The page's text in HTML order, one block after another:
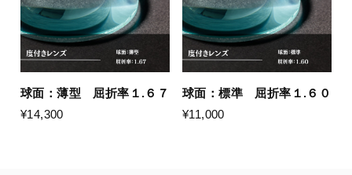
球面：薄型 屈折率１.６７
¥14,300
球面：標準 屈折率１.６０
¥11,000